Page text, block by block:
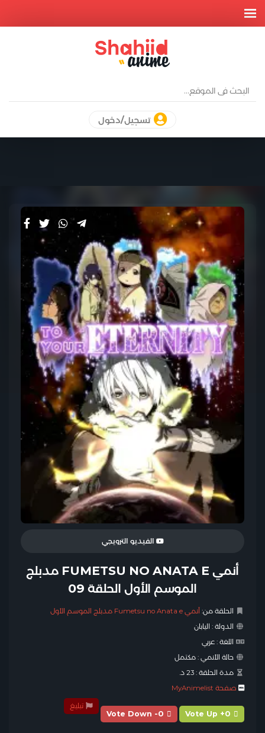
تسجيل/دخول
الفيديو الترويجي
أنمي FUMETSU NO ANATA E مدبلج
الموسم الأول الحلقة 09
الحلقة من:أنمي Fumetsu no Anata e مدبلج الموسم الأول
الدولة : اليابان
اللغة :عربي
حالة الأنمي :مكتمل
مدة الحلقة :23 د.
صفحة MyAnimelist
Vote Up +0
Vote Down -0
تبليغ